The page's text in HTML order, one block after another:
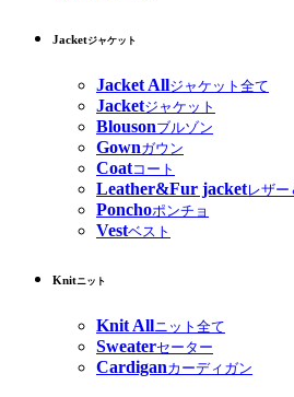
Jacketジャケット
Jacket Allジャケット全て
Jacketジャケット
Blousonブルゾン
Gownガウン
Coatコート
Leather&Fur jacketレザー
Ponchoポンチョ
Vestベスト
Knitニット
Knit Allニット全て
Sweaterセーター
Cardiganカーディガン